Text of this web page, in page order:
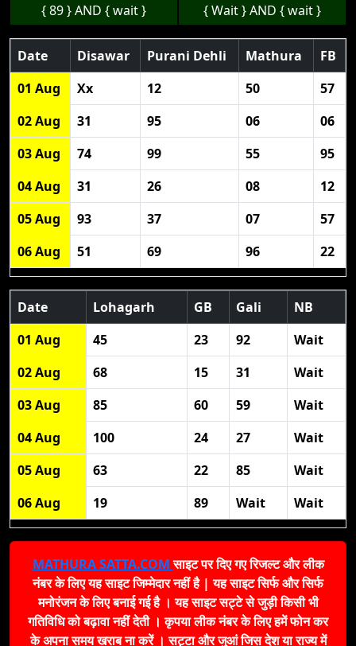
{ 89 } AND { wait } { Wait } AND { wait }
Date Disawar Purani Dehli Mathura
FB
01 Aug
Xx 12 50
57
02 Aug
31 95 06
06
03 Aug
74 99 55
95
04 Aug
31 26 08
12
05 Aug
93 37 07
57
06 Aug
51 69 96 22
Date Lohagarh GB Gali
NB
01 Aug
45 23 92
Wait
02 Aug
68 15 31
Wait
03 Aug
85 60 59
Wait
04 Aug
100 24 27
Wait
05 Aug
63 22 85
Wait
06 Aug
19 89 Wait Wait
MATHURA SATTA.COMसाइट पर दिए गए रिजल्ट और लीक
नंबर के लिए यह साइट जिम्मेदार नहीं है | यह साइट सिर्फ और सिर्फ
मनोरंजन के लिए बनाई गई है । यह साइट सट्टे से जुड़ी किसी भी
गतिविधि को बढ़ावा नहीं देती । कृपया लीक नंबर के लिए हमें फोन कर
के अपना समय खराब ना करें । सट्टा और जुआं जिस देश या राज्य में